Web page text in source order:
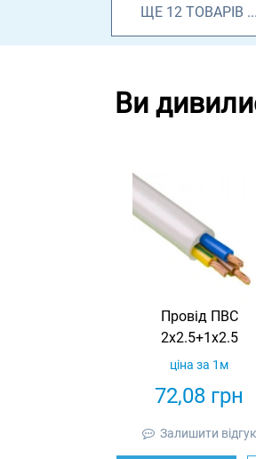
ЩЕ 12 ТОВАРІВ ...
Ви
Провід ПВС
2х2.5+1х2.5
72,08 грн
ціна за 1м
Залишити відгук